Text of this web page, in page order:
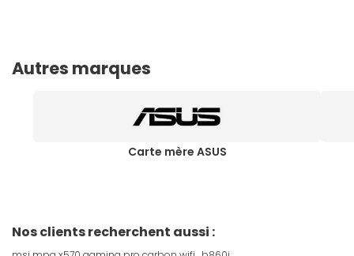
Autres marques
Carte mère ASUS
Nos clients recherchent aussi :